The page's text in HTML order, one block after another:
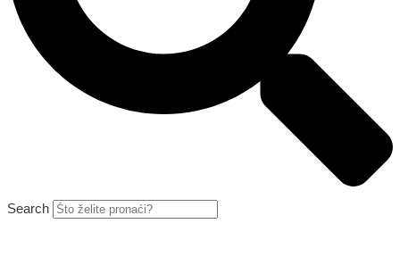
Search